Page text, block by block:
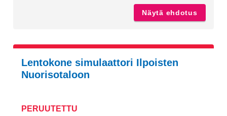
Näytä ehdotus
Lentokone simulaattori Ilpoisten
Nuorisotaloon
PERUUTETTU